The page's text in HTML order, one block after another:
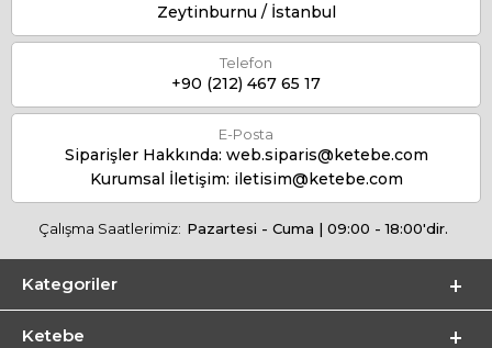
Zeytinburnu / İstanbul
Telefon
+90 (212) 467 65 17
E-Posta
Siparişler Hakkında: web.siparis@ketebe.com
Kurumsal İletişim: iletisim@ketebe.com
Çalışma Saatlerimiz: Pazartesi - Cuma | 09:00 - 18:00'dir.
Kategoriler
Ketebe